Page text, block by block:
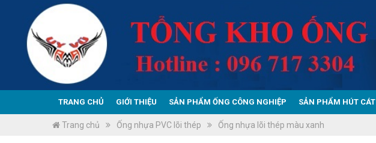
TRANG CHỦ GIỚI THIỆU SẢN PHẨM ỐNG CÔNG NGHIỆP SẢN PHẨM HÚT CÁT
Trang chủ Ống nhựa PVC lõi thép Ống nhựa lõi thép màu xanh